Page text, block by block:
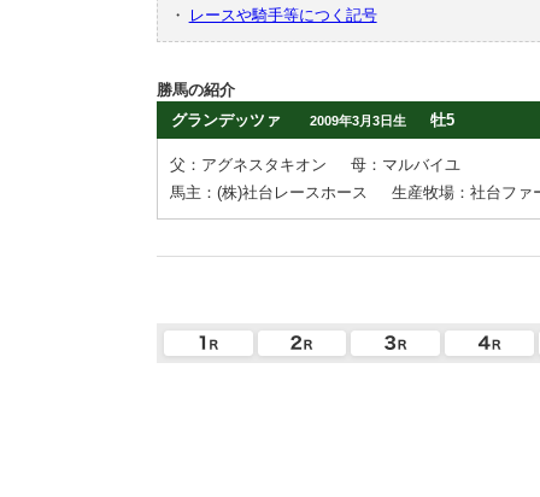
・
レースや騎手等につく記号
勝馬の紹介
グランデッツァ
2009年3月3日生 牡5
父：アグネスタキオン
母：マルバイユ
馬主：(株)社台レースホース
生産牧場：社台ファ